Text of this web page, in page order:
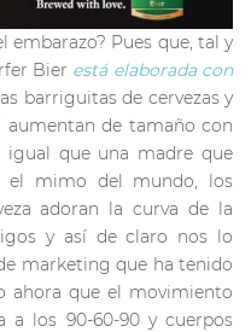
embarazo? Pues que, tal y
Bier está elaborada con
barriguitas de cervezas y
aumentan de tamaño con
igual que una madre que
el mimo del mundo, los
adoran la curva de la
y así de claro nos lo
marketing que ha tenido
ahora que el movimiento
los 90-60-90 y cuerpos